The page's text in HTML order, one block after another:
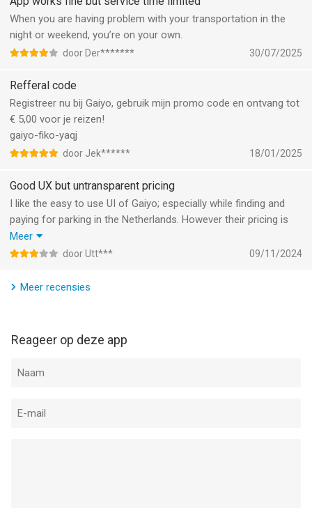
When you are having problem with your transportation in the
night or weekend, you’re on your own.
door Der******* 30/07/2025
Refferal code
Registreer nu bij Gaiyo, gebruik mijn promo code en ontvang tot
€ 5,00 voor je reizen!
gaiyo-fiko-yaqj
door Jek****** 18/01/2025
Good UX but untransparent pricing
I like the easy to use UI of Gaiyo; especially while finding and
paying for parking in the Netherlands. However their pricing is
misleading. On the website they say they don’t charge any
transaction fees and mention their competitors charge like
market the app as having “no transaction fees”. But when you
to top off my account before parking and otherwise they will
charge an extra transaction fee which makes it the most
Meer
door Utt*** 09/11/2024
Meer recensies
Reageer op deze app